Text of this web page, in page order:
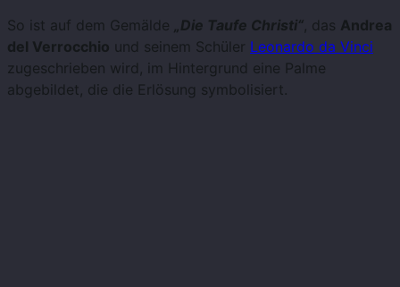
So ist auf dem Gemälde „Die Taufe Christi“, das Andrea
del Verrocchio und seinem Schüler Leonardo da Vinci
zugeschrieben wird, im Hintergrund eine Palme
abgebildet, die die Erlösung symbolisiert.